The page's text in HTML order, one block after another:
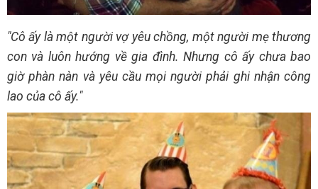
"Cô ấy là một người vợ yêu chồng, một người mẹ thương
con và luôn hướng về gia đình. Nhưng cô ấy chưa bao
giờ phàn nàn và yêu cầu mọi người phải ghi nhận công
lao của cô ấy."